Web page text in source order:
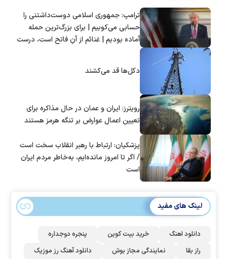
ترامپ: جمهوری اسلامی دوست‌داشتنی را
حسابی می‌کوبیم | برای بزرگ‌ترین حمله
آماده بودیم | غنائم از آنِ فاتح است، درست
دکل‌ها قد می‌کشند
رویترز: ایران و عمان در حال مذاکره برای
تعیین اعمال عوارض بر تنگه هرمز هستند
پزشکیان: ارتباط با رهبر انقلاب سخت است
/ اگر تا امروز مانده‌ایم، به‌خاطر مردم ایران
است
لینک های مفید
دانلود اهنگ خرید بیت کوین
پنجره دوجداره
راز بقا
نمایندگی مجاز بوش
دانلود آهنگ رز‌ موزیک